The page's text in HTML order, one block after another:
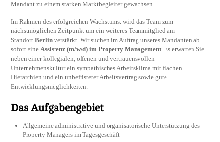
Mandant zu einem starken Marktbegleiter gewachsen.
Im Rahmen des erfolgreichen Wachstums, wird das Team zum
nächstmöglichen Zeitpunkt um ein weiteres Teammitglied am
StandortBerlin verstärkt. Wir suchen im Auftrag unseres Mandanten ab
sofort eine Assistenz (m/w/d) im Property Management . Es erwarten Sie
neben einer kollegialen, offenen und vertrauensvollen
Unternehmenskultur ein sympathisches Arbeitsklima mit flachen
Hierarchien und ein unbefristeter Arbeitsvertrag sowie gute
Entwicklungsmöglichkeiten.
Das Aufgabengebiet
Allgemeine administrative und organisatorische Unterstützung des
Property Managers im Tagesgeschäft